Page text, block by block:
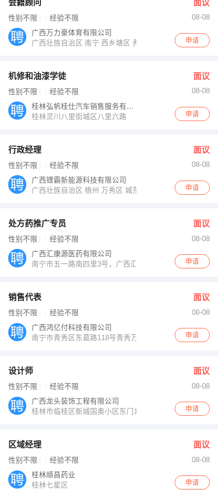
会籍顾问 面议
性别不限 经验不限
08-08
广西万力豪体育有限公司
广西壮族自治区 南宁 西乡塘区 秀灵路7号鼎盛国际三楼
申请
机修和油漆学徒 面议
性别不限 经验不限
08-08
桂林弘帆桂仕汽车销售服务有限公司
桂林灵川八里街城区八里六路
申请
行政经理 面议
性别不限 经验不限
08-08
广西锂霸新能源科技有限公司
广西壮族自治区 梧州 万秀区 城东镇都连永新嘉利西北
申请
处方药推广专员 面议
性别不限 经验不限
08-08
广西汇康源医药有限公司
南宁市五一路南四里3号，广西汇康源医药有限公司3楼
申请
销售代表 面议
性别不限 经验不限
08-08
广西鸿亿付科技有限公司
南宁市青秀区东葛路118号青秀万达西3栋写字楼3419室
申请
设计师 面议
性别不限 经验不限
08-08
广西龙头装饰工程有限公司
桂林市临桂区新城国奥小区东门10号楼2至3层
申请
区域经理 面议
性别不限 经验不限
08-08
桂林顺昌药业
桂林七星区
申请